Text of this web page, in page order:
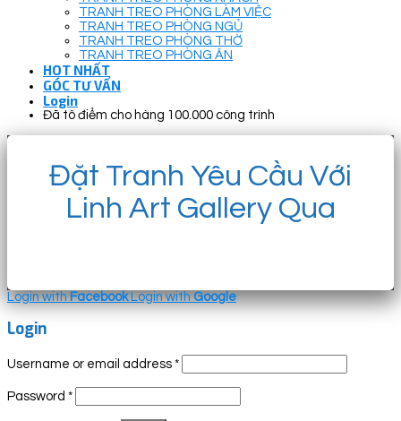
TRANH TREO PHÒNG LÀM VIỆC
TRANH TREO PHÒNG NGỦ
TRANH TREO PHÒNG THỜ
TRANH TREO PHÒNG ĂN
HOT NHẤT
GÓC TƯ VẤN
Login
Đã tô điểm cho hàng 100.000 công trình
Đặt Tranh Yêu Cầu Với
Linh Art Gallery Qua
Login withFacebook Login withGoogle
Login
Username or email address *
Password *